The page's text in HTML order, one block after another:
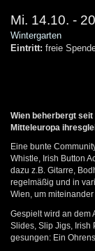
Mi. 14.10. -
Wintergarten
Eintritt: freie
Wien beherbergt seit
Mitteleuropa
Eine bunte
Whistle, Irish Button
dazu z.B. Gitarre,
regelmäßig und in
Wien, um
Gespielt wird an dem
Slides, Slip Jigs, Irish
gesungen: Ein